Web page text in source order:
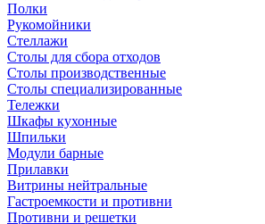
Полки
Рукомойники
Стеллажи
Столы для сбора отходов
Столы производственные
Столы специализированные
Тележки
Шкафы кухонные
Шпильки
Модули барные
Прилавки
Витрины нейтральные
Гастроемкости и противни
Противни и решетки